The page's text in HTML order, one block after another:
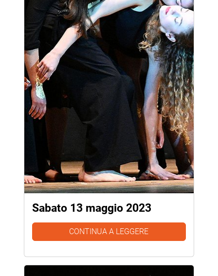
Sabato 13 maggio 2023
CONTINUA A LEGGERE